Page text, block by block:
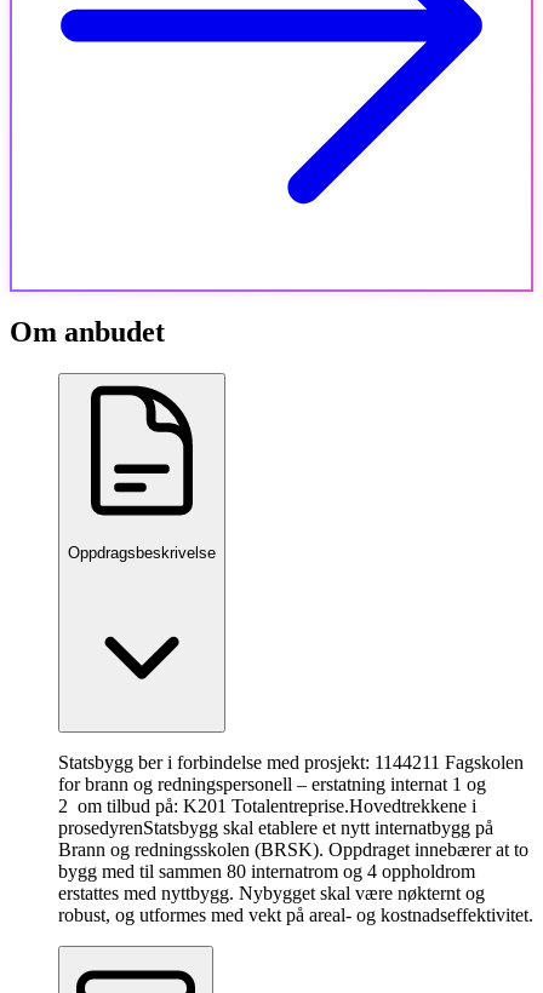
Om anbudet
Oppdragsbeskrivelse
Statsbygg ber i forbindelse med prosjekt: 1144211 Fagskolen
for brann og redningspersonell – erstatning internat 1 og
2 om tilbud på: K201 Totalentreprise.Hovedtrekkene i
prosedyrenStatsbygg skal etablere et nytt internatbygg på
Brann og redningsskolen (BRSK). Oppdraget innebærer at to
bygg med til sammen 80 internatrom og 4 oppholdrom
erstattes med nyttbygg. Nybygget skal være nøkternt og
robust, og utformes med vekt på areal- og kostnadseffektivitet.